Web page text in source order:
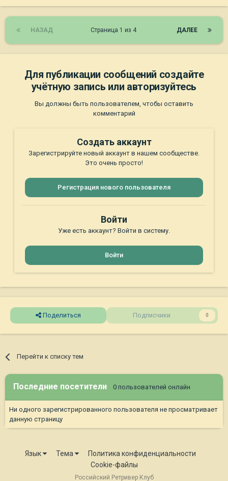
НАЗАД ДАЛЕЕ
Страница 1 из 4
Для публикации сообщений создайте
учётную запись или авторизуйтесь
Вы должны быть пользователем, чтобы оставить
комментарий
Создать аккаунт
Зарегистрируйте новый аккаунт в нашем сообществе.
Это очень просто!
Регистрация нового пользователя
Войти
Уже есть аккаунт? Войти в систему.
Войти
Поделиться Подписчики 0
Перейти к списку тем
Последние посетители 0 пользователей онлайн
Ни одного зарегистрированного пользователя не просматривает
данную страницу
Язык Тема
Политика конфиденциальности
Cookie-файлы
Российский Ретривер Клуб